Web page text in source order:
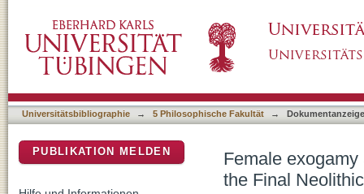
Bronze Age in central Europe
Universitätsbibliographie → 5 Philosophische Fakultät → Dokumentanzeige
Female
the Final
PUBLIKATION MELDEN